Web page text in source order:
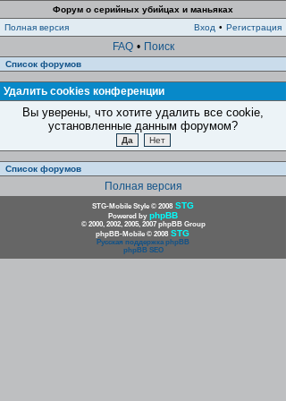
Форум о серийных убийцах и маньяках
Полная версия
Вход • Регистрация
FAQ • Поиск
Список форумов
Удалить cookies конференции
Вы уверены, что хотите удалить все cookie,
установленные данным форумом?
Список форумов
Полная версия
STG-Mobile Style © 2008 STG
Powered by phpBB
© 2000, 2002, 2005, 2007 phpBB Group
phpBB-Mobile © 2008 STG
Русская поддержка phpBB
phpBB SEO